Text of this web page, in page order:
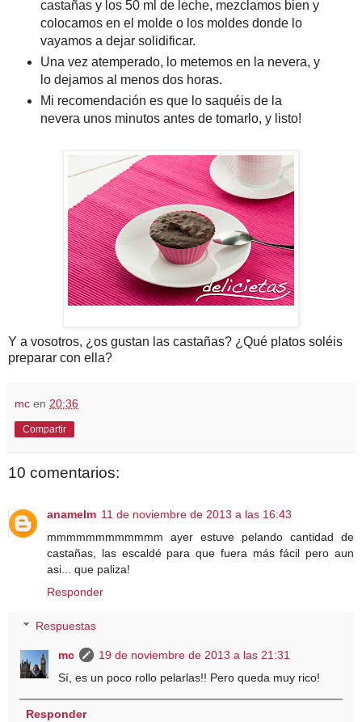
castañas y los 50 ml de leche, mezclamos bien y
colocamos en el molde o los moldes donde lo
vayamos a dejar solidificar.
Una vez atemperado, lo metemos en la nevera, y
lo dejamos al menos dos horas.
Mi recomendación es que lo saquéis de la
nevera unos minutos antes de tomarlo, y listo!
Y a vosotros, ¿os gustan las castañas? ¿Qué platos soléis
preparar con ella?
mc en 20:36
Compartir
10 comentarios:
anamelm 11 de noviembre de 2013 a las 16:43
mmmmmmmmmmmm ayer estuve pelando cantidad de
castañas, las escaldé para que fuera más fácil pero aun
asi... que paliza!
Responder
Respuestas
mc
19 de noviembre de 2013 a las 21:31
Sí, es un poco rollo pelarlas!! Pero queda muy rico!
Responder